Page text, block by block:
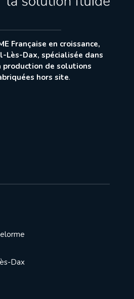
Française en croissance,
Lès-Dax, spécialisée dans
production de solutions
hors site.
Dax